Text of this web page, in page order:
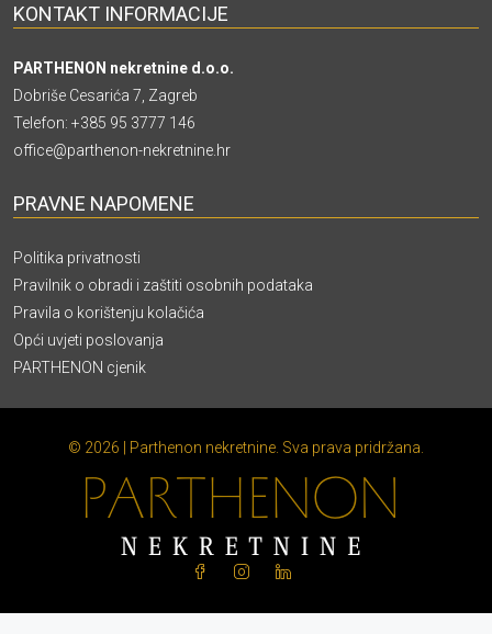
KONTAKT INFORMACIJE
PARTHENON nekretnine d.o.o.
Dobriše Cesarića 7, Zagreb
Telefon: +385 95 3777 146
office@parthenon-nekretnine.hr
PRAVNE NAPOMENE
Politika privatnosti
Pravilnik o obradi i zaštiti osobnih podataka
Pravila o korištenju kolačića
Opći uvjeti poslovanja
PARTHENON cjenik
© 2026 | Parthenon nekretnine. Sva prava pridržana.